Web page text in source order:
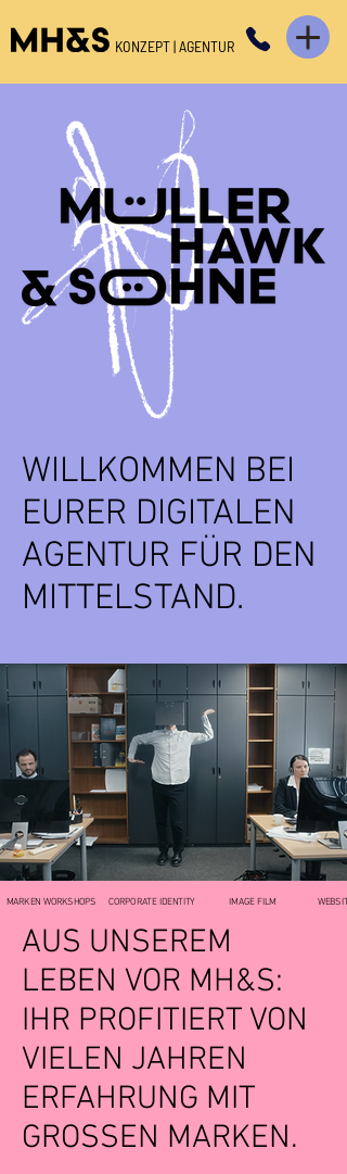
KONZEPT | AGENTUR
WILLKOMMEN BEI
EURER DIGITALEN
AGENTUR FÜR DEN
MITTELSTAND.
MARKEN WORKSHOPS CORPORATE IDENTITY IMAGE FILM
AUS UNSEREM
LEBEN VOR MH&S:
IHR PROFITIERT VON
VIELEN JAHREN
ERFAHRUNG MIT
GROSSEN MARKEN.